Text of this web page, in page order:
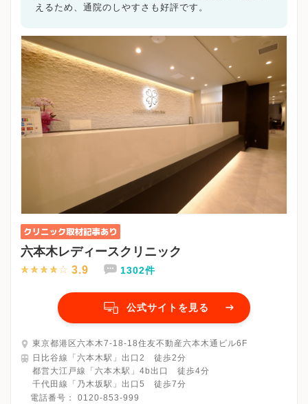
タイミング療法
人工授精 体外受精
顕微授精
先進医療
男性不妊/無精子症
漢方処方
プラセンタ
不育症 子宮鏡検査 腹腔鏡手術
女医在籍
不妊治療専門 凍結保存
電子決済可
マイナ受付
バリアフリー
クレジットカード利用可
オンライン診療
英語対応
えるため、通院のしやすさも好評です。
六本木レディースクリニック
3.9 1302件
公式サイトを見る
東京都港区六本木7-18-18住友不動産六本木通ビル6F
日比谷線「六本木駅」出口2 徒歩2分
都営大江戸線「六本木駅」4b出口 徒歩4分
千代田線「乃木坂駅」出口5 徒歩7分
電話番号： 0120-853-999